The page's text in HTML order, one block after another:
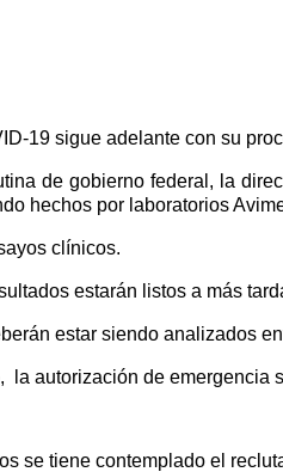
19 sigue adelante con su
de gobierno federal, la
hechos por laboratorios
clínicos.
estarán listos a más
estar siendo analizados
la autorización de
se tiene contemplado el